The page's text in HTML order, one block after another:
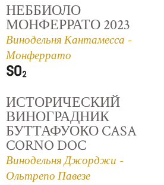
НЕББИОЛО
МОНФЕРРАТО 2023
Винодельня Кантамесса -
Монферрато
ИСТОРИЧЕСКИЙ
ВИНОГРАДНИК
БУТТАФУОКО CASA
CORNO DOC
Винодельня Джорджи -
Ольтрепо Павезе